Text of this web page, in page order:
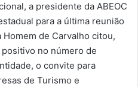
a presidente da ABEOC
para a última reunião
Homem de Carvalho citou,
no número de
o convite para
de Turismo e